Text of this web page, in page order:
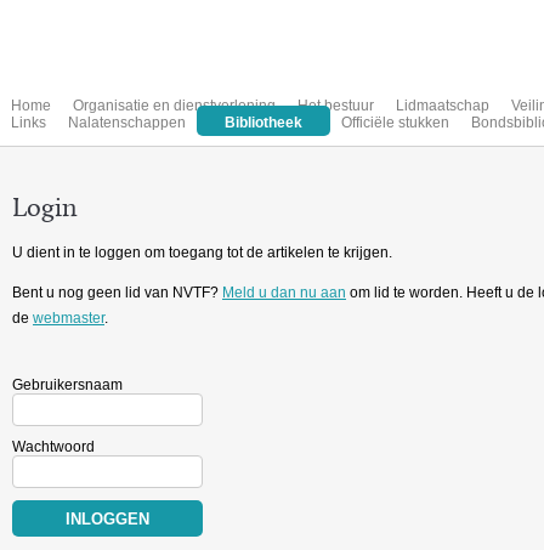
Home Organisatie en dienstverlening Het bestuur Lidmaatschap
Links
Nalatenschappen Bibliotheek Officiële stukken
Login
U dient in te loggen om toegang tot de artikelen te krijgen.
Bent u nog geen lid van NVTF? Meld u dan nu aan om lid te worden. Heeft u de
de webmaster.
Gebruikersnaam
Wachtwoord